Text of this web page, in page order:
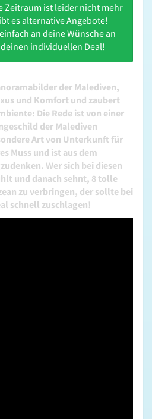
Zeitraum ist leider nicht mehr
es alternative Angebote!
an deine Wünsche an
individuellen Deal!
der Malediven,
und Komfort und zaubert
Die Rede ist von einer
der Malediven
Art von Unterkunft für
Muss und ist aus dem
Wer sich bei diesen
und danach sehnt, 8 tolle
zu verbringen, der sollte bei
schnell zuschlagen!